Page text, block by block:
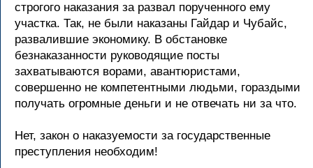
строгого наказания за развал порученного ему
участка. Так, не были наказаны Гайдар и Чубайс,
развалившие экономику. В обстановке
безнаказанности руководящие посты
захватываются ворами, авантюристами,
совершенно не компетентными людьми, гораздыми
получать огромные деньги и не отвечать ни за что.
Нет, закон о наказуемости за государственные
преступления необходим!